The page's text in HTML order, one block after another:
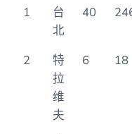
职
务
城
市
五
星
店
米
其
级
1
台
北
40
2
特
拉
维
夫
6 18